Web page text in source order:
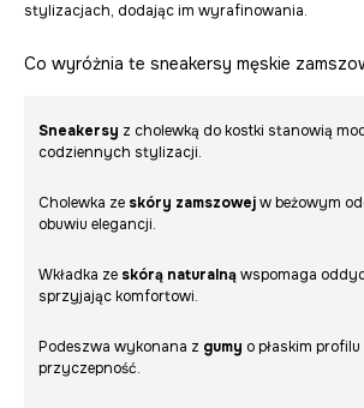
stylizacjach, dodając im wyrafinowania.
Co wyróżnia te sneakersy męskie
Sneakersy z cholewką do kostki stanowią
codziennych stylizacji.
Cholewka ze skóry zamszowejw beżowym
obuwiu elegancji.
Wkładka ze skórą naturalnąwspomaga
sprzyjając komfortowi.
Podeszwa wykonana z gumy o płaskim
przyczepność.